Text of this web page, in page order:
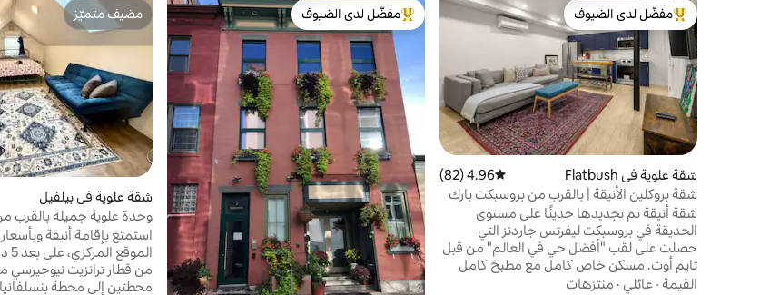
من أبرز البيوت المفضّلة لدى الضيوف
مفضّل لدى الضيوف
شقة علوية في Flatbush متوسط التقييم 4.96 من 5، 82 مراجعات
4.96 (82)
شقة بروكلين الأنيقة | بالقرب من بروسبكت بارك
والقطارات
شقة أنيقة تم تجديدها حديثًا على مستوى
الحديقة في بروسبكت ليفرتس جاردنز التي
حصلت على لقب "أفضل حي في العالم" من قبل
تايم أوت. مسكن خاص كامل مع مطبخ كامل
القيمة · عائلي · منتزهات
من أبرز البيوت المفضّلة لدى الضيوف
مفضّل لدى الضيوف
مضيف متميّز
مضيف متميّز
شقة علوية في بيلفيل
وحدة علوية جميلة بالقرب
موقف سيارات مجاني
استمتع بإقامة أنيقة
من قطار ترانزيت نيوجيرسي
محطتين إلى محطة